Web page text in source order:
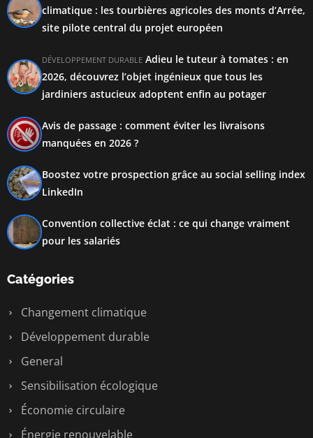
climatique : les tourbières agricoles des monts d’Arrée,
site pilote central du projet européen
DÉVELOPPEMENT DURABLE Adieu le tuteur à tomates : en
2026, découvrez l’objet ingénieux que tous les
jardiniers astucieux adoptent enfin au potager
Avis de passage : comment éviter les livraisons
manquées en 2026 ?
Boostez votre prospection grâce au social selling index
LinkedIn
Convention collective éclat : ce qui change vraiment
pour les salariés
Catégories
Changement climatique
Développement durable
General
Sensibilisation écologique
Économie circulaire
Énergie renouvelable